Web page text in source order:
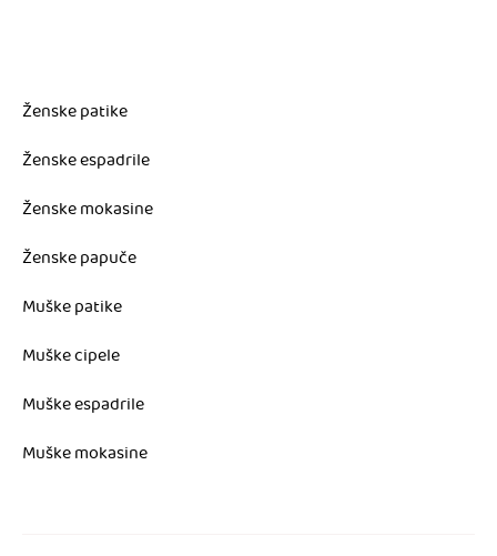
Ženske patike
Ženske espadrile
Ženske mokasine
Ženske papuče
Muške patike
Muške cipele
Muške espadrile
Muške mokasine